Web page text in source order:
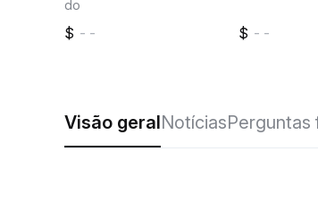
do
-- --
Visão geralNotícias